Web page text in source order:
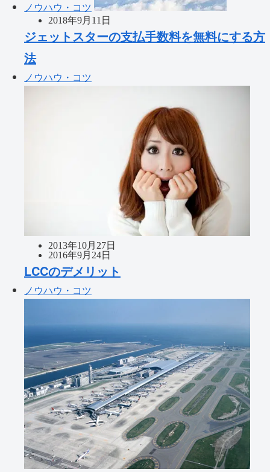
ノウハウ・コツ
2018年9月11日
ジェットスターの支払手数料を無料にする方
法
ノウハウ・コツ
2013年10月27日
2016年9月24日
LCCのデメリット
ノウハウ・コツ